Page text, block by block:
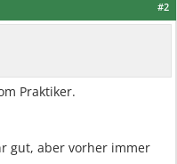
#2
Praktiker.
gut, aber vorher immer